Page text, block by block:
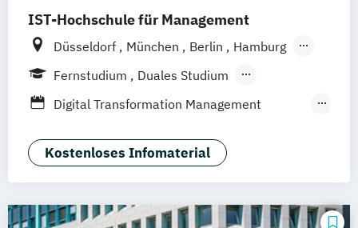
IST-Hochschule für Management
Düsseldorf München Berlin
Hamburg
Weil am Rhein
Frankfurt am Main
Fernstudium
Duales Studium
Fernlehrgang
Digital Transformation Management
Hotelmanagement)
Hospitality Controlling & Hotel Asset
Hotel- und Tourismusmarketing
Kostenloses Infomaterial